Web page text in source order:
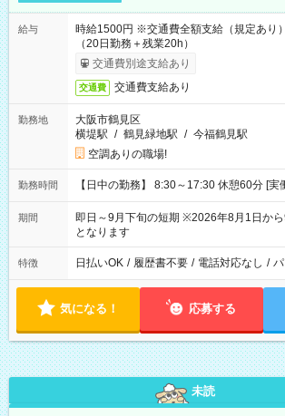
給与
時給1500円 ※交通費全額支給（規定あり
（20日勤務＋残業20h）
交通費別途支給あり
交通費 交通費支給あり
勤務地
大阪市鶴見区
横堤駅 / 鶴見緑地駅 / 今福鶴見駅
空調ありの職場!
勤務時間 【日中の勤務】 8:30～17:30 休憩60分 [実
期間
即日～9月下旬の短期 ※2026年8月1日か
となります
特徴 日払いOK / 履歴書不要 / 電話対応なし /
気になる！ 応募する
未読